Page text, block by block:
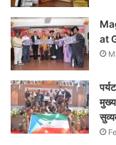
at
मुख्य